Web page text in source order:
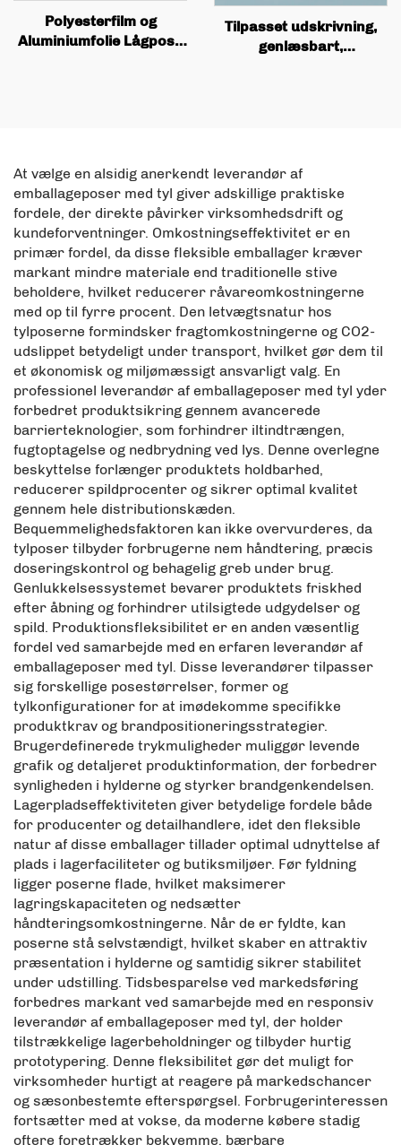
Polyesterfilm og
Aluminiumfolie Lågpose
Tilpasset udskrivning,
genlæsbart,
At vælge en alsidig anerkendt leverandør af
emballageposer med tyl giver adskillige praktiske
fordele, der direkte påvirker virksomhedsdrift og
kundeforventninger. Omkostningseffektivitet er en
primær fordel, da disse fleksible emballager kræver
markant mindre materiale end traditionelle stive
beholdere, hvilket reducerer råvareomkostningerne
med op til fyrre procent. Den letvægtsnatur hos
tylposerne formindsker fragtomkostningerne og CO2-
udslippet betydeligt under transport, hvilket gør dem til
et økonomisk og miljømæssigt ansvarligt valg. En
professionel leverandør af emballageposer med tyl yder
forbedret produktsikring gennem avancerede
barrierteknologier, som forhindrer iltindtrængen,
fugtoptagelse og nedbrydning ved lys. Denne overlegne
beskyttelse forlænger produktets holdbarhed,
reducerer spildprocenter og sikrer optimal kvalitet
gennem hele distributionskæden.
Bequemmelighedsfaktoren kan ikke overvurderes, da
tylposer tilbyder forbrugerne nem håndtering, præcis
doseringskontrol og behagelig greb under brug.
Genlukkelsessystemet bevarer produktets friskhed
efter åbning og forhindrer utilsigtede udgydelser og
spild. Produktionsfleksibilitet er en anden væsentlig
fordel ved samarbejde med en erfaren leverandør af
emballageposer med tyl. Disse leverandører tilpasser
sig forskellige posestørrelser, former og
tylkonfigurationer for at imødekomme specifikke
produktkrav og brandpositioneringsstrategier.
Brugerdefinerede trykmuligheder muliggør levende
grafik og detaljeret produktinformation, der forbedrer
synligheden i hylderne og styrker brandgenkendelsen.
Lagerpladseffektiviteten giver betydelige fordele både
for producenter og detailhandlere, idet den fleksible
natur af disse emballager tillader optimal udnyttelse af
plads i lagerfaciliteter og butiksmiljøer. Før fyldning
ligger poserne flade, hvilket maksimerer
lagringskapaciteten og nedsætter
håndteringsomkostningerne. Når de er fyldte, kan
poserne stå selvstændigt, hvilket skaber en attraktiv
præsentation i hylderne og samtidig sikrer stabilitet
under udstilling. Tidsbesparelse ved markedsføring
forbedres markant ved samarbejde med en responsiv
leverandør af emballageposer med tyl, der holder
tilstrækkelige lagerbeholdninger og tilbyder hurtig
prototypering. Denne fleksibilitet gør det muligt for
virksomheder hurtigt at reagere på markedschancer
og sæsonbestemte efterspørgsel. Forbrugerinteressen
fortsætter med at vokse, da moderne købere stadig
oftere foretrækker bekvemme, bærbare